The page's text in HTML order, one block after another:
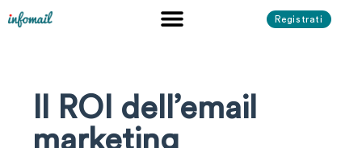
Registrati
Il ROI dell’email
marketing